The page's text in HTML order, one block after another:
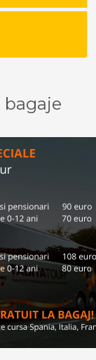
bagaje